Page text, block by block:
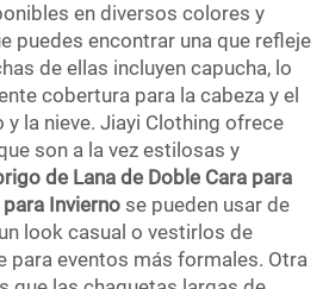
en diversos colores y
puedes encontrar una que refleje
de ellas incluyen capucha, lo
cobertura para la cabeza y el
la nieve. Jiayi Clothing ofrece
son a la vez estilosas y
de Lana de Doble Cara para
Invierno se pueden usar de
look casual o vestirlos de
para eventos más formales. Otra